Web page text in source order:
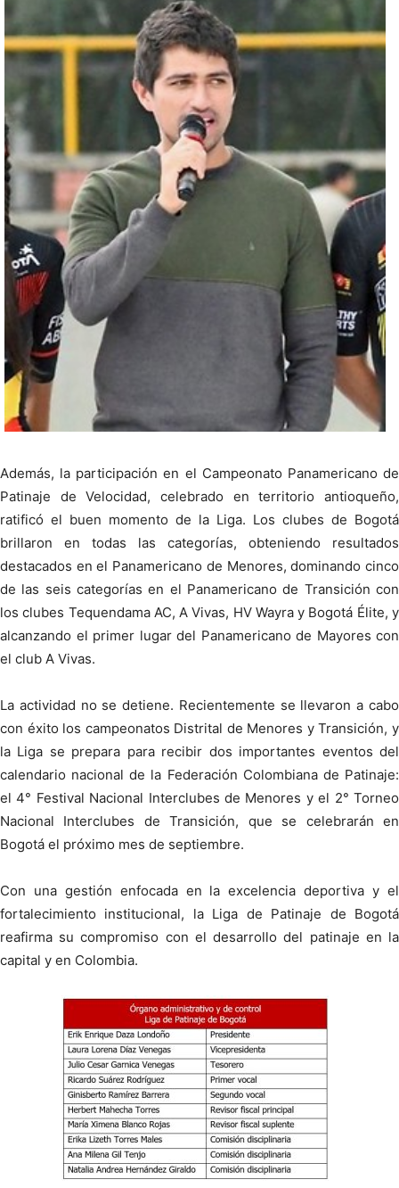
Además, la participación en el Campeonato Panamericano de
Patinaje de Velocidad, celebrado en territorio antioqueño,
ratificó el buen momento de la Liga. Los clubes de Bogotá
brillaron en todas las categorías, obteniendo resultados
destacados en el Panamericano de Menores, dominando cinco
de las seis categorías en el Panamericano de Transición con
los clubes Tequendama AC, A Vivas, HV Wayra y Bogotá Élite, y
alcanzando el primer lugar del Panamericano de Mayores con
el club A Vivas.
La actividad no se detiene. Recientemente se llevaron a cabo
con éxito los campeonatos Distrital de Menores y Transición, y
la Liga se prepara para recibir dos importantes eventos del
calendario nacional de la Federación Colombiana de Patinaje:
el 4° Festival Nacional Interclubes de Menores y el 2° Torneo
Nacional Interclubes de Transición, que se celebrarán en
Bogotá el próximo mes de septiembre.
Con una gestión enfocada en la excelencia deportiva y el
fortalecimiento institucional, la Liga de Patinaje de Bogotá
reafirma su compromiso con el desarrollo del patinaje en la
capital y en Colombia.